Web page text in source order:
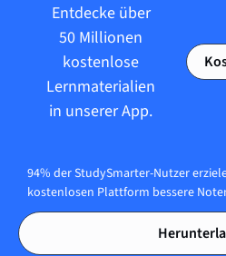
Entdecke über
50 Millionen
kostenlose
Lernmaterialien
in unserer App.
94% der StudySmarter-Nutzer
kostenlosen Plattform bessere